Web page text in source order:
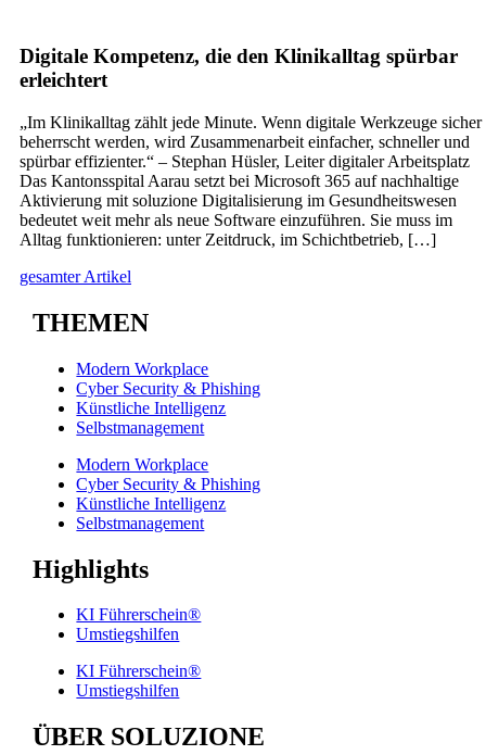
Digitale Kompetenz, die den Klinikalltag spürbar
erleichtert
„Im Klinikalltag zählt jede Minute. Wenn digitale Werkzeuge sicher
beherrscht werden, wird Zusammenarbeit einfacher, schneller und
spürbar effizienter.“ – Stephan Hüsler, Leiter digitaler Arbeitsplatz
Das Kantonsspital Aarau setzt bei Microsoft 365 auf nachhaltige
Aktivierung mit soluzione Digitalisierung im Gesundheitswesen
bedeutet weit mehr als neue Software einzuführen. Sie muss im
Alltag funktionieren: unter Zeitdruck, im Schichtbetrieb, […]
gesamter Artikel
THEMEN
Modern Workplace
Cyber Security & Phishing
Künstliche Intelligenz
Selbstmanagement
Modern Workplace
Cyber Security & Phishing
Künstliche Intelligenz
Selbstmanagement
Highlights
KI Führerschein®
Umstiegshilfen
KI Führerschein®
Umstiegshilfen
ÜBER SOLUZIONE